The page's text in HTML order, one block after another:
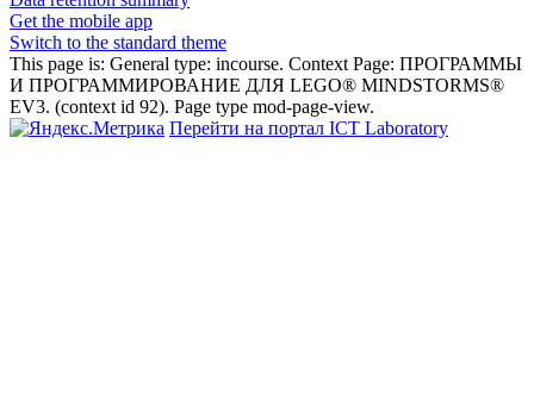
Get the mobile app
Switch to the standard theme
This page is: General type: incourse. Context Page: ПРОГРАММЫ
И ПРОГРАММИРОВАНИЕ ДЛЯ LEGO® MINDSTORMS®
EV3. (context id 92). Page type mod-page-view.
Перейти на портал ICT Laboratory